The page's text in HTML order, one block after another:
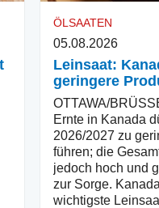
ÖLSAATEN
05.08.2026
Leinsaat:
geringere
OTTAWA/
Ernte in Kanada
2026/2027 zu
führen; die
jedoch hoch und
zur Sorge.
wichtigste